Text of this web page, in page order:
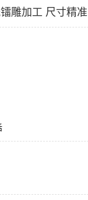
雕加工 尺寸精准